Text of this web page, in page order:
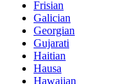
Frisian
Galician
Georgian
Gujarati
Haitian
Hausa
Hawaiian